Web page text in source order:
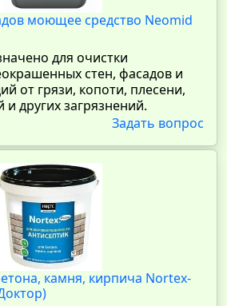
моющее средство Neomid
для очистки
стен, фасадов и
от грязи, копоти, плесени,
других загрязнений.
Задать вопрос
камня, кирпича Nortex-